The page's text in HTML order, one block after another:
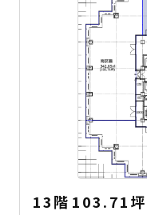
13階 103.71坪